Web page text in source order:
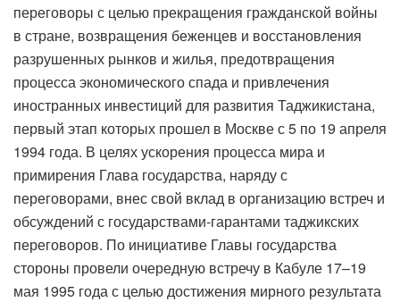
переговоры с целью прекращения гражданской войны
в стране, возвращения беженцев и восстановления
разрушенных рынков и жилья, предотвращения
процесса экономического спада и привлечения
иностранных инвестиций для развития Таджикистана,
первый этап которых прошел в Москве с 5 по 19 апреля
1994 года. В целях ускорения процесса мира и
примирения Глава государства, наряду с
переговорами, внес свой вклад в организацию встреч и
обсуждений с государствами-гарантами таджикских
переговоров. По инициативе Главы государства
стороны провели очередную встречу в Кабуле 17–19
мая 1995 года с целью достижения мирного результата